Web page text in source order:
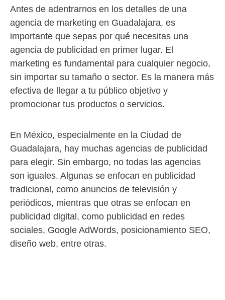
Antes de adentrarnos en los detalles de una
agencia de marketing en Guadalajara, es
importante que sepas por qué necesitas una
agencia de publicidad en primer lugar. El
marketing es fundamental para cualquier negocio,
sin importar su tamaño o sector. Es la manera más
efectiva de llegar a tu público objetivo y
promocionar tus productos o servicios.
En México, especialmente en la Ciudad de
Guadalajara, hay muchas agencias de publicidad
para elegir. Sin embargo, no todas las agencias
son iguales. Algunas se enfocan en publicidad
tradicional, como anuncios de televisión y
periódicos, mientras que otras se enfocan en
publicidad digital, como publicidad en redes
sociales, Google AdWords, posicionamiento SEO,
diseño web, entre otras.